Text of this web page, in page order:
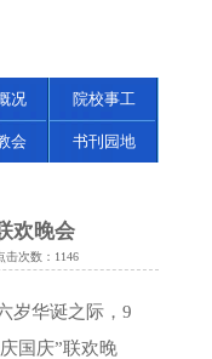
况 院校事工
会 书刊园地
欢晚会
击次数： 1146
岁华诞之际，9
国庆”联欢晚